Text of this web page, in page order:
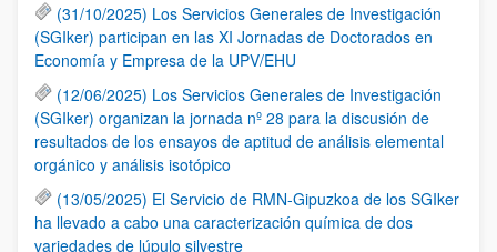
(31/10/2025) Los Servicios Generales de Investigación
(SGIker) participan en las XI Jornadas de Doctorados en
Economía y Empresa de la UPV/EHU
(12/06/2025) Los Servicios Generales de Investigación
(SGIker) organizan la jornada nº 28 para la discusión de
resultados de los ensayos de aptitud de análisis elemental
orgánico y análisis isotópico
(13/05/2025) El Servicio de RMN-Gipuzkoa de los SGIker
ha llevado a cabo una caracterización química de dos
variedades de lúpulo silvestre